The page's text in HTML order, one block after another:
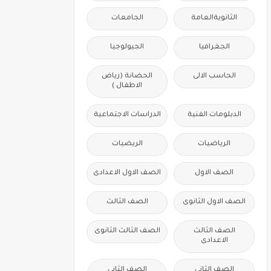
الثانويةالعامة الجامعات
الجغرافيا الجيولوجيا
الحاسب الالى
الحضانة (رياض
الاطفال )
الدبلومات الفنية الدراسات الاجتماعية
الرياضيات الريضيات
الصف الاول الصف الاول الاعدادى
الصف الاول الثانوى الصف الثالث
الصف الثالث
الاعدادى
الصف الثالث الثانوى